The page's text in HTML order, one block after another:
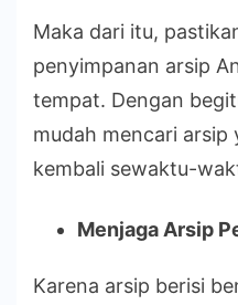
Maka dari itu,
penyimpanan arsip
tempat. Dengan
mudah mencari arsip
kembali sewaktu-
Menjaga Arsip
Karena arsip berisi